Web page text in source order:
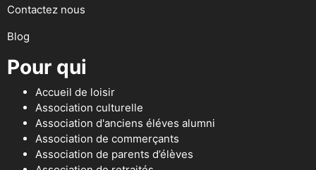
Contactez nous
Blog
Pour qui
Accueil de loisir
Association culturelle
Association d'anciens éléves alumni
Association de commerçants
Association de parents d’élèves